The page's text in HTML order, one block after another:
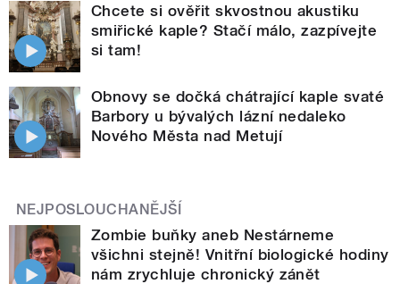
Chcete si ověřit skvostnou akustiku
smiřické kaple? Stačí málo, zazpívejte
si tam!
Obnovy se dočká chátrající kaple svaté
Barbory u bývalých lázní nedaleko
Nového Města nad Metují
NEJPOSLOUCHANĚJŠÍ
Zombie buňky aneb Nestárneme
všichni stejně! Vnitřní biologické hodiny
nám zrychluje chronický zánět